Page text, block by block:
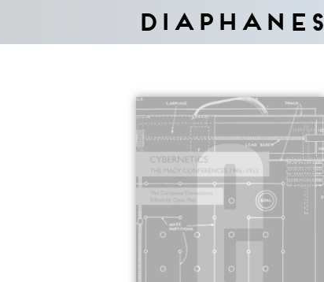
Diaphanes